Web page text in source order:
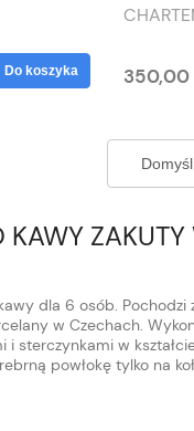
Do koszyka 350,00
KAWY
dla 6 osób. Pochodzi
w Czechach.
sterczynkami w
powłokę tylko na